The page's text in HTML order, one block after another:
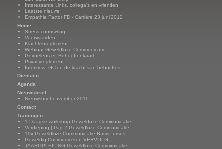
Interessante Links, collega's en vrienden
Laatste nieuws
Empathie Factor FD - Carrière 23 juni 2012
Home
Stress counseling
Voorwaarden
Klachtenreglement
Webinar Geweldloze Communicatie
Gevoelens en Behoeftenkaart
Privacyreglement
Interview: GC en de kracht van behoeftes
Diensten
Agenda
Nieuwsbrief
Nieuwsbrief november 2011
Contact
Trainingen
1-Daagse workshop Geweldoze Communicatie
Verdieping | Dag 2 Geweldloze Communicatie
10x Geweldloze Communicatie Basis cursus
Geweldig Communiceren VERVOLG
JAAROPLEIDING Geweldloze Communicatie